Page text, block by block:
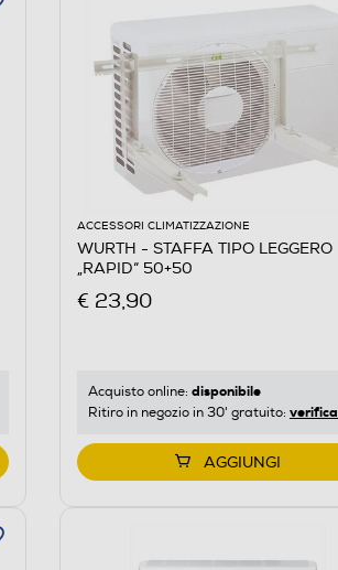
ACCESSORI CLIMATIZZAZIONE
WURTH - STAFFA TIPO LEGGERO
„RAPID“ 50+50
€ 23,90
Acquisto online: disponibile
Ritiro in negozio in 30' gratuito: verifica
AGGIUNGI